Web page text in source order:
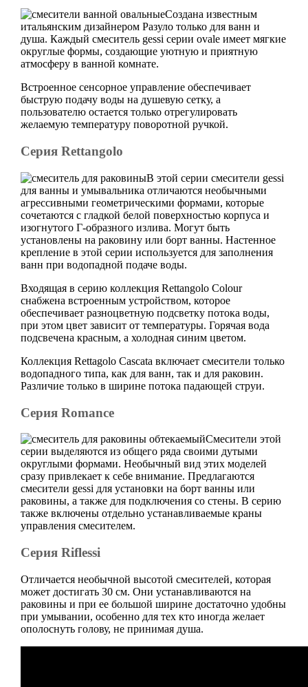
Создана известным
итальянским дизайнером Разуло только для ванн и
душа. Каждый смеситель gessi серии ovale имеет мягкие
округлые формы, создающие уютную и приятную
атмосферу в ванной комнате.
Встроенное сенсорное управление обеспечивает
быструю подачу воды на душевую сетку, а
пользователю остается только отрегулировать
желаемую температуру поворотной ручкой.
Серия Rettangolo
В этой серии смесители gessi
для ванны и умывальника отличаются необычными
агрессивными геометрическими формами, которые
сочетаются с гладкой белой поверхностью корпуса и
изогнутого Г-образного излива. Могут быть
установлены на раковину или борт ванны. Настенное
крепление в этой серии используется для заполнения
ванн при водопадной подаче воды.
Входящая в серию коллекция Rettangolo Colour
снабжена встроенным устройством, которое
обеспечивает разноцветную подсветку потока воды,
при этом цвет зависит от температуры. Горячая вода
подсвечена красным, а холодная синим цветом.
Коллекция Rettagolo Cascata включает смесители только
водопадного типа, как для ванн, так и для раковин.
Различие только в ширине потока падающей струи.
Серия Romance
Смесители этой
серии выделяются из общего ряда своими дутыми
округлыми формами. Необычный вид этих моделей
сразу привлекает к себе внимание. Предлагаются
смесители gessi для установки на борт ванны или
раковины, а также для подключения со стены. В серию
также включены отдельно устанавливаемые краны
управления смесителем.
Серия Riflessi
Отличается необычной высотой смесителей, которая
может достигать 30 см. Они устанавливаются на
раковины и при ее большой ширине достаточно удобны
при умывании, особенно для тех кто иногда желает
ополоснуть голову, не принимая душа.